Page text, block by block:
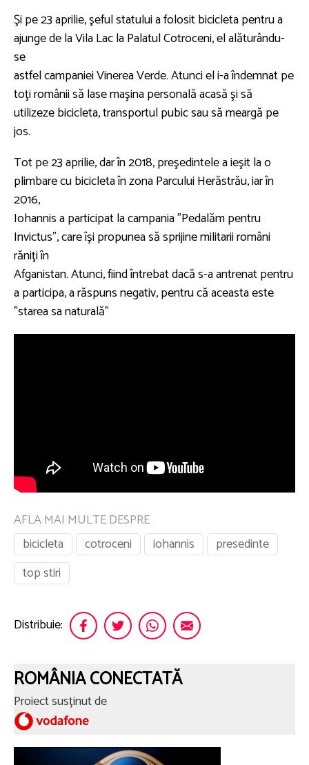
Şi pe 23 aprilie, şeful statului a folosit bicicleta pentru a
ajunge de la Vila Lac la Palatul Cotroceni, el alăturându-
se
astfel campaniei Vinerea Verde. Atunci el i-a îndemnat pe
toţi românii să lase maşina personală acasă şi să
utilizeze bicicleta, transportul pubic sau să meargă pe
jos.
Tot pe 23 aprilie, dar în 2018, preşedintele a ieşit la o
plimbare cu bicicleta în zona Parcului Herăstrău, iar în
2016,
Iohannis a participat la campania ”Pedalăm pentru
Invictus”, care îşi propunea să sprijine militarii români
răniţi în
Afganistan. Atunci, fiind întrebat dacă s-a antrenat pentru
a participa, a răspuns negativ, pentru că aceasta este
”starea sa naturală”
AFLA MAI MULTE DESPRE
bicicleta
cotroceni iohannis
presedinte
top stiri
Distribuie:
ROMÂNIA CONECTATĂ
Proiect susținut de